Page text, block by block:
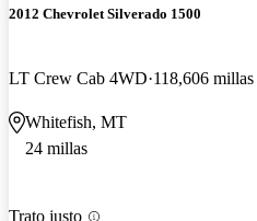
2012 Chevrolet Silverado 1500
LT Crew Cab 4WD 118,606 millas
Whitefish, MT
24 millas
Trato justo